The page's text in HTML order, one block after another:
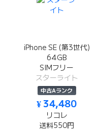
iPhone SE (第3世代)
64GB
SIMフリー
スターライト
中古Aランク
¥ 34,480
リコレ
送料550円